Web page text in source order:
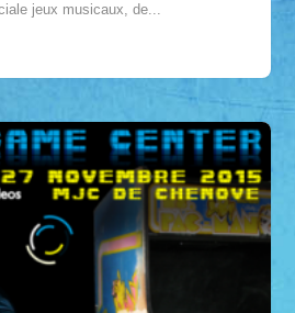
jeux musicaux, de...